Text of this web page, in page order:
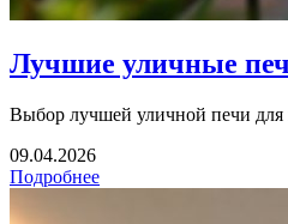
Лучшие уличные
Выбор лучшей уличной печи
09.04.2026
Подробнее